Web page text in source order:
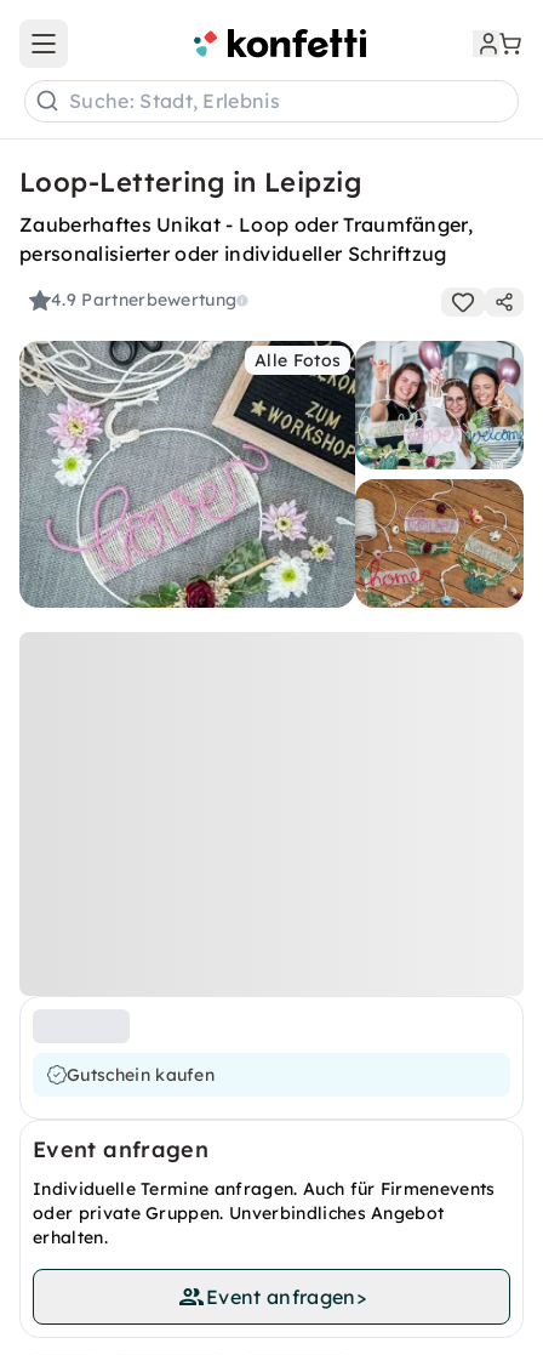
Open main menu
Suche: Stadt, Erlebnis
Loop-Lettering in Leipzig
Zauberhaftes Unikat - Loop oder Traumfänger,
personalisierter oder individueller Schriftzug
4.9 Partnerbewertung
Alle Fotos
Gutschein kaufen
Event anfragen
Individuelle Termine anfragen. Auch für Firmenevents
oder private Gruppen. Unverbindliches Angebot
erhalten.
Event anfragen>